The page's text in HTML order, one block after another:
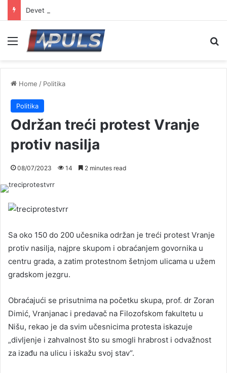
Menu
Home / Politika
Politika
Održan treći protest Vranje
protiv nasilja
08/07/2023 14 2 minutes read
Sa oko 150 do 200 učesnika održan je treći protest Vranje
protiv nasilja, najpre skupom i obraćanjem govornika u
centru grada, a zatim protestnom šetnjom ulicama u užem
gradskom jezgru.
Obraćajući se prisutnima na početku skupa, prof. dr Zoran
Dimić, Vranjanac i predavač na Filozofskom fakultetu u
Nišu, rekao je da svim učesnicima protesta iskazuje
„divljenje i zahvalnost što su smogli hrabrost i odvažnost
za izađu na ulicu i iskažu svoj stav“.